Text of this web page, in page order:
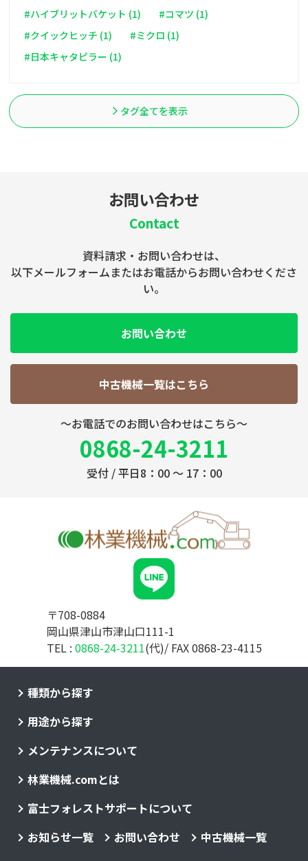
#ハイブリットバケット (1)
#コマツ (1)
#クイックヒッチ (1)
#ミクロ (1)
#日本キャタピラー (1)
タグ全てを表示
お問い合わせ
Contact
資料請求・お問い合わせは、
以下メールフォームまたはお電話からお問い合わせくださ
い。
お問い合わせ
中古機械一覧はこちら
～お電話でのお問い合わせはこちら～
0868-24-3211
受付 / 平日8：00 ～ 17：00
〒708-0884
岡山県津山市津山口111-1
TEL : 0868-24-3211(代)/ FAX 0868-23-4115
種類から探す
用途から探す
メンテナンスについて
林業機械.comとは
富士フォレストサポートについて
お知らせ一覧
お問い合わせ 中古機械一覧